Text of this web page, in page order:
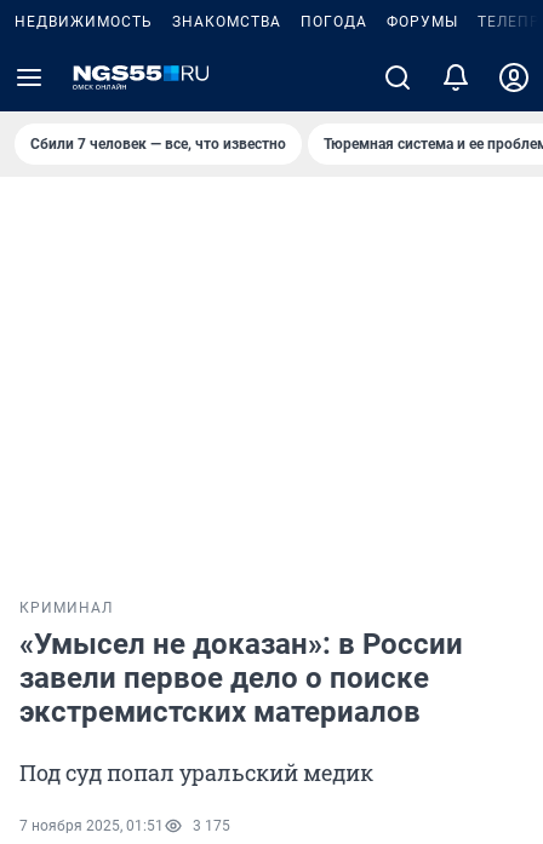
НЕДВИЖИМОСТЬ ЗНАКОМСТВА ПОГОДА ФОРУМЫ
Сбили 7 человек — все, что известно Тюремная система и ее
КРИМИНАЛ
«Умысел не доказан»: в России
завели первое дело о поиске
экстремистских материалов
Под суд попал уральский медик
7 ноября 2025, 01:51 3 175